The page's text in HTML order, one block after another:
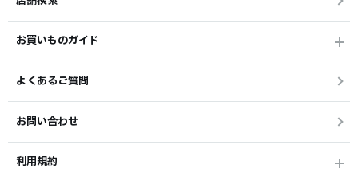
お買いものガイド
よくあるご質問
お問い合わせ
利用規約